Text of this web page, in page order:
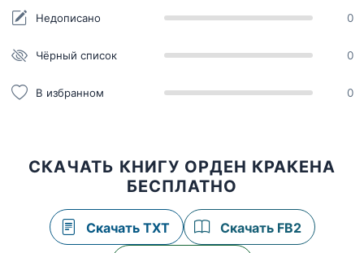
Недописано 0
Чёрный список 0
В избранном 0
СКАЧАТЬ КНИГУ ОРДЕН КРАКЕНА
БЕСПЛАТНО
Скачать TXT Скачать FB2